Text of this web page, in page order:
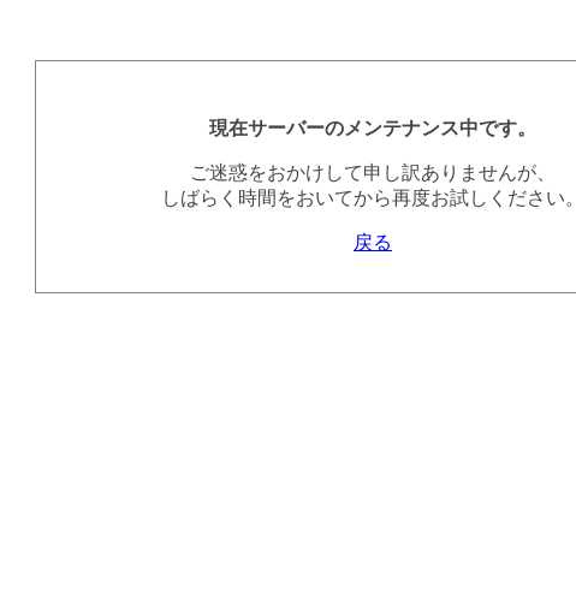
現在サーバーのメンテナンス中です。
ご迷惑をおかけして申し訳ありませんが、
しばらく時間をおいてから再度お試しください。
戻る